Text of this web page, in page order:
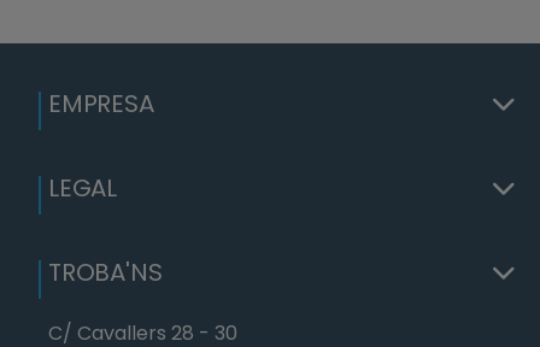
EMPRESA
LEGAL
TROBA'NS
C/ Cavallers 28 - 30